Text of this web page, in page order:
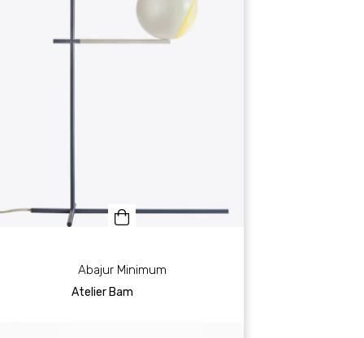
Abajur Minimum
Atelier Bam